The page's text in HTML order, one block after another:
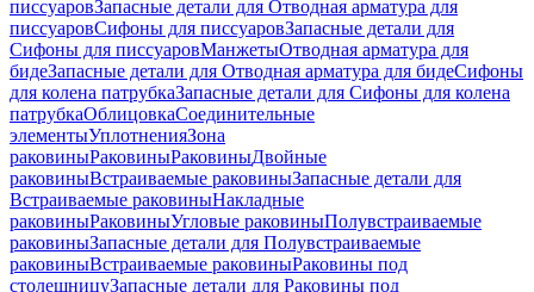
писсуаровЗапасные детали для Отводная арматура для
писсуаровCифоны для писсуаровЗапасные детали для
Cифоны для писсуаровМанжетыОтводная арматура для
бидеЗапасные детали для Отводная арматура для бидеСифоны
для колена патрубкаЗапасные детали для Сифоны для колена
патрубкаОблицовкаСоединительные
элементыУплотненияЗона
раковиныРаковиныРаковиныДвойные
раковиныВстраиваемые раковиныЗапасные детали для
Встраиваемые раковиныНакладные
раковиныРаковиныУгловые раковиныПолувстраиваемые
раковиныЗапасные детали для Полувстраиваемые
раковиныВстраиваемые раковиныРаковины под
столешницуЗапасные детали для Раковины под